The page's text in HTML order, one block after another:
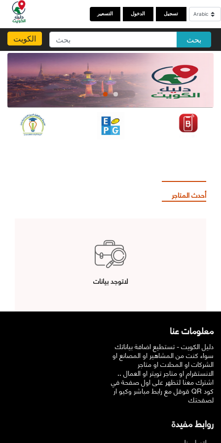
التسعير الدخول تسجيل
الكويت بحث
أحدث المتاجر
لاتوجد بيانات
معلومات عنا
دليل الكويت - تستطيع اضافة بياناتك
سواء كنت من المشاهير او المصانع او
الشركات او المحلات او متاجر
الانستقرام او متاجر تويتر او العمال ..
اشترك معنا لتظهر على اول صفحة في
قوقل مع رابط مباشر وكيو ار QR كود
لصفحتك
روابط مفيدة